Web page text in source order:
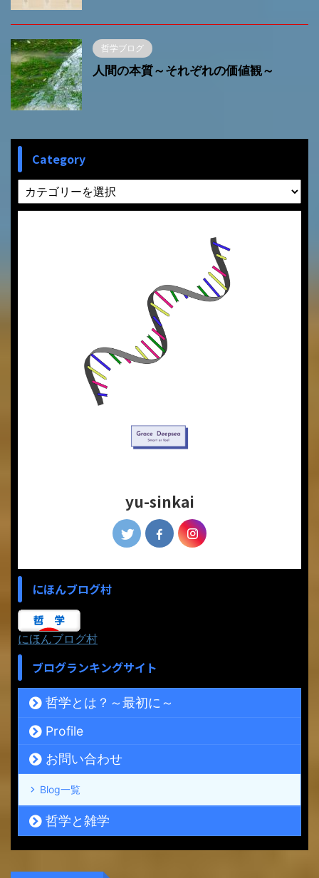
哲学ブログ
人間の本質～それぞれの価値観～
Category
yu-sinkai
にほんブログ村
にほんブログ村
ブログランキングサイト
哲学とは？～最初に～
Profile
お問い合わせ
Blog一覧
哲学と雑学